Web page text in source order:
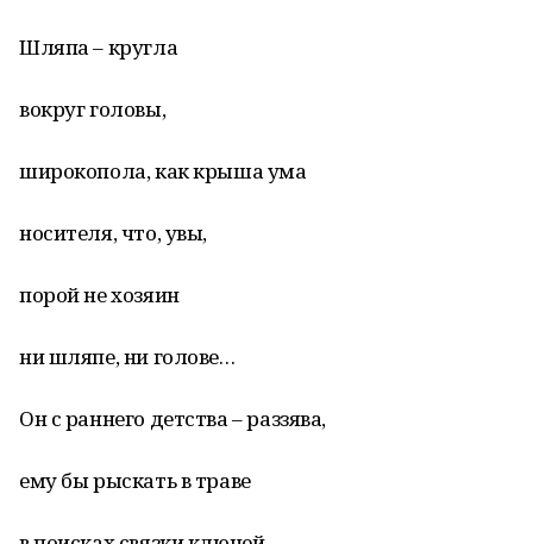
Шляпа – кругла
вокруг головы,
широкопола, как крыша ума
носителя, что, увы,
порой не хозяин
ни шляпе, ни голове…
Он с раннего детства – раззява,
ему бы рыскать в траве